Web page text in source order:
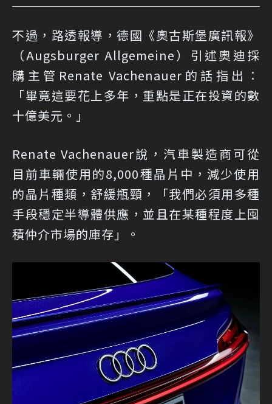
不過，路透報導，德國《奧古斯堡廣訊報》
（Augsburger Allgemeine）引述奧迪採
購主管Renate Vachenauer的話指出：
「畢竟這要花上多年，重點是正在投資的數
十億美元。」
Renate Vachenauer說，汽車製造商可從
目前車輛使用的8,000種晶片中，減少使用
的晶片種類，舒緩瓶頸，「我們必須用多種
手段穩定半導體供應，並且在某種程度上囤
積仲介市場的庫存」。